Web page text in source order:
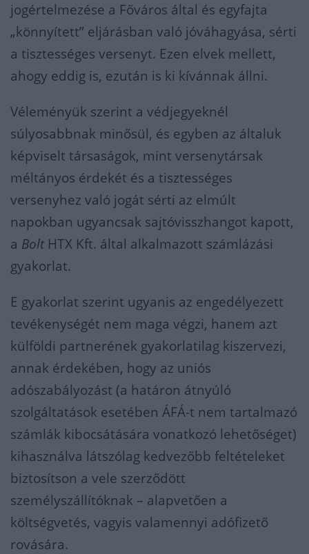
jogértelmezése a Főváros által és egyfajta
„könnyített” eljárásban való jóváhagyása, sérti
a tisztességes versenyt. Ezen elvek mellett,
ahogy eddig is, ezután is ki kívánnak állni.
Véleményük szerint a védjegyeknél
súlyosabbnak minősül, és egyben az általuk
képviselt társaságok, mint versenytársak
méltányos érdekét és a tisztességes
versenyhez való jogát sérti az elmúlt
napokban ugyancsak sajtóvisszhangot kapott,
a BoltHTX Kft. által alkalmazott számlázási
gyakorlat.
E gyakorlat szerint ugyanis az engedélyezett
tevékenységét nem maga végzi, hanem azt
külföldi partnerének gyakorlatilag kiszervezi,
annak érdekében, hogy az uniós
adószabályozást (a határon átnyúló
szolgáltatások esetében ÁFÁ-t nem tartalmazó
számlák kibocsátására vonatkozó lehetőséget)
kihasználva látszólag kedvezőbb feltételeket
biztosítson a vele szerződött
személyszállítóknak – alapvetően a
költségvetés, vagyis valamennyi adófizető
rovására.